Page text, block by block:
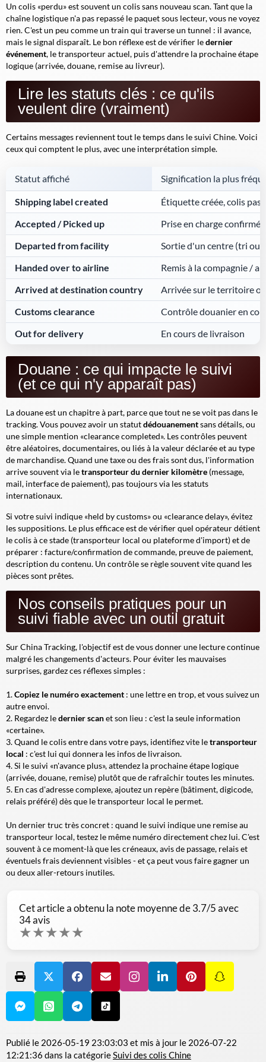
Un colis «perdu» est souvent un colissans nouveau scan. Tant que la
chaîne logistique n'a pas repassé le paquet sous lecteur, vous ne voyez
rien. C'est un peu comme un train qui traverse un tunnel : il avance,
mais le signal disparaît. Le bon réflexe est de vérifier ledernier
événement, le transporteur actuel, puis d'attendre la prochaine étape
logique (arrivée, douane, remise au livreur).
Lire les statuts clés : ce qu'ils
veulent dire (vraiment)
Certains messages reviennent tout le temps dans le suivi Chine. Voici
ceux qui comptent le plus, avec une interprétation simple.
Statut affiché Signification la plus
Shipping label created
Étiquette créée, colis pas
Accepted / Picked up
Prise en charge confirmée
Departed from facility
Sortie d'un centre (tri ou
Handed over to airline
Remis à la compagnie /
Arrived at destination country
Arrivée sur le territoire
Customs clearance
Contrôle douanier en
Out for delivery
En cours de livraison
Douane : ce qui impacte le suivi
(et ce qui n'y apparaît pas)
La douane est un chapitre à part, parce que tout ne se voit pas dans le
tracking. Vous pouvez avoir un statutdédouanementsans détails, ou
une simple mention «clearance completed». Les contrôles peuvent
être aléatoires, documentaires, ou liés à la valeur déclarée et au type
de marchandise. Quand une taxe ou des frais sont dus, l'information
arrive souvent via letransporteur du dernier kilomètre (message,
mail, interface de paiement), pas toujours via les statuts
internationaux.
Si votre suivi indique «held by customs» ou «clearance delay», évitez
les suppositions. Le plus efficace est de vérifier quel opérateur détient
le colis à ce stade (transporteur local ou plateforme d'import) et de
préparer : facture/confirmation de commande, preuve de paiement,
description du contenu. Un contrôle se règle souvent vite quand les
pièces sont prêtes.
Nos conseils pratiques pour un
suivi fiable avec un outil gratuit
Sur China Tracking, l'objectif est de vous donner une lecture continue
malgré les changements d'acteurs. Pour éviter les mauvaises
surprises, gardez ces réflexes simples :
Copiez le numéro exactement : une lettre en trop, et vous suivez un
autre envoi.
Regardez ledernier scanet son lieu : c'est la seule information
«certaine».
Quand le colis entre dans votre pays, identifiez vite letransporteur
local : c'est lui qui donnera les infos de livraison.
Si le suivi «n'avance plus», attendez la prochaine étape logique
(arrivée, douane, remise) plutôt que de rafraîchir toutes les minutes.
En cas d'adresse complexe, ajoutez un repère (bâtiment, digicode,
relais préféré) dès que le transporteur local le permet.
Un dernier truc très concret : quand le suivi indique une remise au
transporteur local, testez le même numéro directement chez lui. C'est
souvent à ce moment-là que les créneaux, avis de passage, relais et
éventuels frais deviennent visibles - et ça peut vous faire gagner un
ou deux aller-retours inutiles.
Cet article a obtenu la note moyenne de3.7/5 avec
34avis
★★★★★
Publié le 2026-05-19 23:03:03 et mis à jour le 2026-07-22
12:21:36 dans la catégorieSuivi des colis Chine